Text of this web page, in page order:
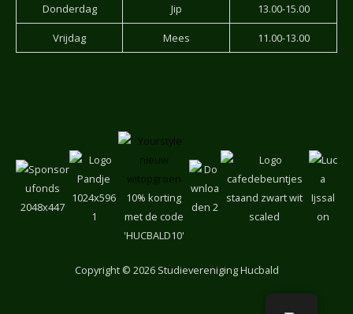
Donderdag Jip 13.00-15.00
Vrijdag Mees 11.00-13.00
10% korting
met de code
'HUCBALD10'
Copyright© 2026 Studievereniging Hucbald